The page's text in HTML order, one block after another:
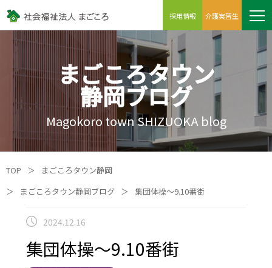
採用情報 介護実習生
まごころタウン
静岡ブログ
Magokoro town SHIZUOKA blog
TOP ＞
まごころタウン静岡
＞
まごころタウン静岡ブログ ＞ 集団体操～9.10番街
2024.12.16
集団体操～9.10番街